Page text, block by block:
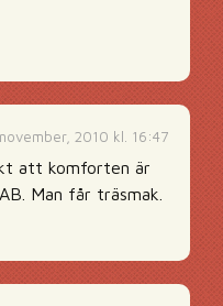
2010 kl. 16:47
att komforten är
Man får träsmak.